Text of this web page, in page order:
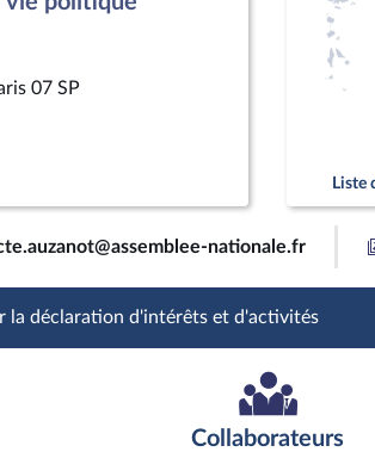
07 SP
Liste
nationale.fr
la déclaration d'intérêts et d'activités
Collaborateurs